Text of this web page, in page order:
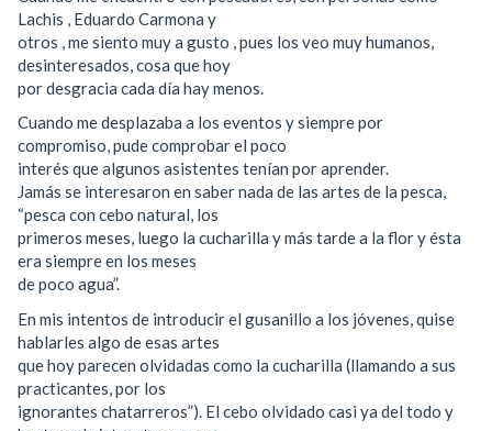
Lachis , Eduardo Carmona y
otros , me siento muy a gusto , pues los veo muy humanos,
desinteresados, cosa que hoy
por desgracia cada día hay menos.
Cuando me desplazaba a los eventos y siempre por
compromiso, pude comprobar el poco
interés que algunos asistentes tenían por aprender.
Jamás se interesaron en saber nada de las artes de la pesca,
“pesca con cebo natural, los
primeros meses, luego la cucharilla y más tarde a la flor y ésta
era siempre en los meses
de poco agua”.
En mis intentos de introducir el gusanillo a los jóvenes, quise
hablarles algo de esas artes
que hoy parecen olvidadas como la cucharilla (llamando a sus
practicantes, por los
ignorantes chatarreros”). El cebo olvidado casi ya del todo y